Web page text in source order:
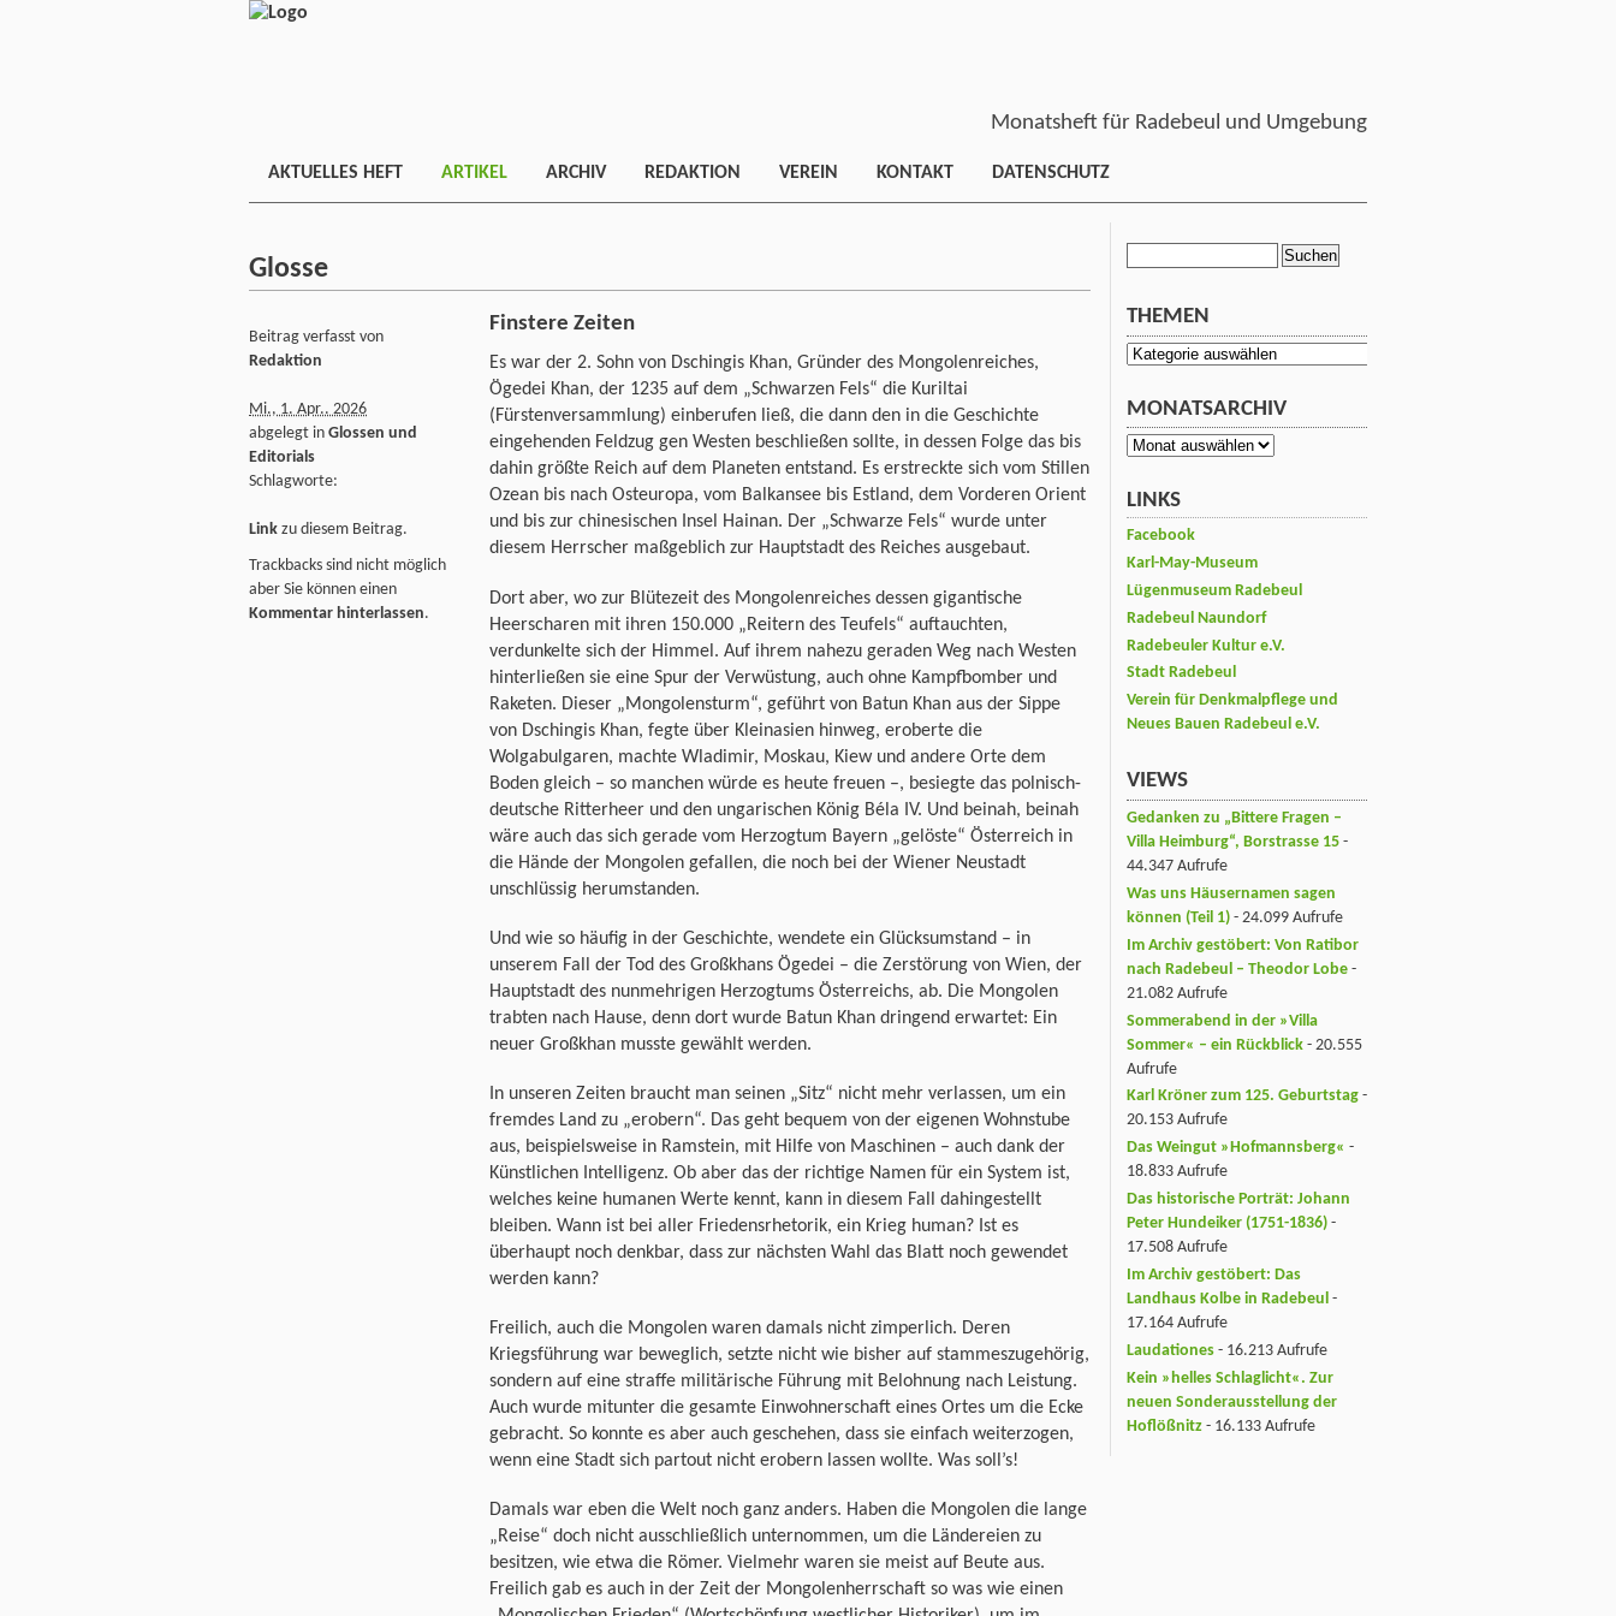
Monatsheft für Radebeul und Umgebung
AKTUELLES HEFT ARTIKEL ARCHIV REDAKTION VEREIN KONTAKT DATENSCHUTZ
Glosse
Finstere Zeiten
Es war der 2. Sohn von Dschingis Khan, Gründer des Mongolenreiches,
Ögedei Khan, der 1235 auf dem „Schwarzen Fels“ die Kuriltai
(Fürstenversammlung) einberufen ließ, die dann den in die Geschichte
eingehenden Feldzug gen Westen beschließen sollte, in dessen Folge das bis
dahin größte Reich auf dem Planeten entstand. Es erstreckte sich vom Stillen
Ozean bis nach Osteuropa, vom Balkansee bis Estland, dem Vorderen Orient
und bis zur chinesischen Insel Hainan. Der „Schwarze Fels“ wurde unter
diesem Herrscher maßgeblich zur Hauptstadt des Reiches ausgebaut.
Dort aber, wo zur Blütezeit des Mongolenreiches dessen gigantische
Heerscharen mit ihren 150.000 „Reitern des Teufels“ auftauchten,
verdunkelte sich der Himmel. Auf ihrem nahezu geraden Weg nach Westen
hinterließen sie eine Spur der Verwüstung, auch ohne Kampfbomber und
Raketen. Dieser „Mongolensturm“, geführt von Batun Khan aus der Sippe
von Dschingis Khan, fegte über Kleinasien hinweg, eroberte die
Wolgabulgaren, machte Wladimir, Moskau, Kiew und andere Orte dem
Boden gleich – so manchen würde es heute freuen –, besiegte das polnisch-
deutsche Ritterheer und den ungarischen König Béla IV. Und beinah, beinah
wäre auch das sich gerade vom Herzogtum Bayern „gelöste“ Österreich in
die Hände der Mongolen gefallen, die noch bei der Wiener Neustadt
unschlüssig herumstanden.
Und wie so häufig in der Geschichte, wendete ein Glücksumstand – in
unserem Fall der Tod des Großkhans Ögedei – die Zerstörung von Wien, der
Hauptstadt des nunmehrigen Herzogtums Österreichs, ab. Die Mongolen
trabten nach Hause, denn dort wurde Batun Khan dringend erwartet: Ein
neuer Großkhan musste gewählt werden.
In unseren Zeiten braucht man seinen „Sitz“ nicht mehr verlassen, um ein
fremdes Land zu „erobern“. Das geht bequem von der eigenen Wohnstube
aus, beispielsweise in Ramstein, mit Hilfe von Maschinen – auch dank der
Künstlichen Intelligenz. Ob aber das der richtige Namen für ein System ist,
welches keine humanen Werte kennt, kann in diesem Fall dahingestellt
bleiben. Wann ist bei aller Friedensrhetorik, ein Krieg human? Ist es
überhaupt noch denkbar, dass zur nächsten Wahl das Blatt noch gewendet
werden kann?
Freilich, auch die Mongolen waren damals nicht zimperlich. Deren
Kriegsführung war beweglich, setzte nicht wie bisher auf stammeszugehörig,
sondern auf eine straffe militärische Führung mit Belohnung nach Leistung.
Auch wurde mitunter die gesamte Einwohnerschaft eines Ortes um die Ecke
gebracht. So konnte es aber auch geschehen, dass sie einfach weiterzogen,
wenn eine Stadt sich partout nicht erobern lassen wollte. Was soll’s!
Damals war eben die Welt noch ganz anders. Haben die Mongolen die lange
„Reise“ doch nicht ausschließlich unternommen, um die Ländereien zu
besitzen, wie etwa die Römer. Vielmehr waren sie meist auf Beute aus.
Freilich gab es auch in der Zeit der Mongolenherrschaft so was wie einen
Beitrag verfasst von
Redaktion
Mi., 1. Apr.. 2026
abgelegt in Glossen und
Editorials
Schlagworte:
Link zu diesem Beitrag.
Trackbacks sind nicht möglich
aber Sie können einen
Kommentar hinterlassen.
THEMEN
Themen
MONATSARCHIV
Monatsarchiv
LINKS
Facebook
Karl-May-Museum
Lügenmuseum Radebeul
Radebeul Naundorf
Radebeuler Kultur e.V.
Stadt Radebeul
Verein für Denkmalpflege und
Neues Bauen Radebeul e.V.
VIEWS
Gedanken zu „Bittere Fragen –
Villa Heimburg“, Borstrasse 15 -
44.347 Aufrufe
Was uns Häusernamen sagen
können (Teil 1) - 24.099 Aufrufe
Im Archiv gestöbert: Von Ratibor
nach Radebeul – Theodor Lobe -
21.082 Aufrufe
Sommerabend in der »Villa
Sommer« – ein Rückblick - 20.555
Aufrufe
Karl Kröner zum 125. Geburtstag -
20.153 Aufrufe
Das Weingut »Hofmannsberg« -
18.833 Aufrufe
Das historische Porträt: Johann
Peter Hundeiker (1751-1836) -
17.508 Aufrufe
Im Archiv gestöbert: Das
Landhaus Kolbe in Radebeul -
17.164 Aufrufe
Laudationes - 16.213 Aufrufe
Kein »helles Schlaglicht«. Zur
neuen Sonderausstellung der
Hoflößnitz - 16.133 Aufrufe